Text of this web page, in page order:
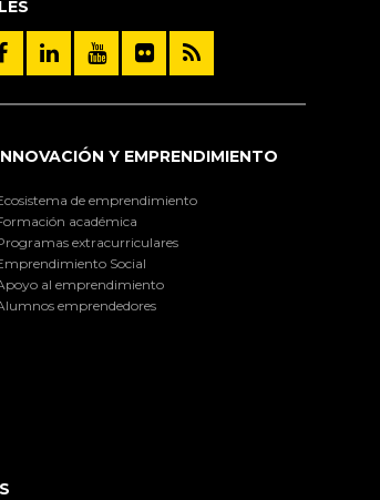
Y EMPRENDIMIENTO
de emprendimiento
académica
extracurriculares
Social
al emprendimiento
emprendedores